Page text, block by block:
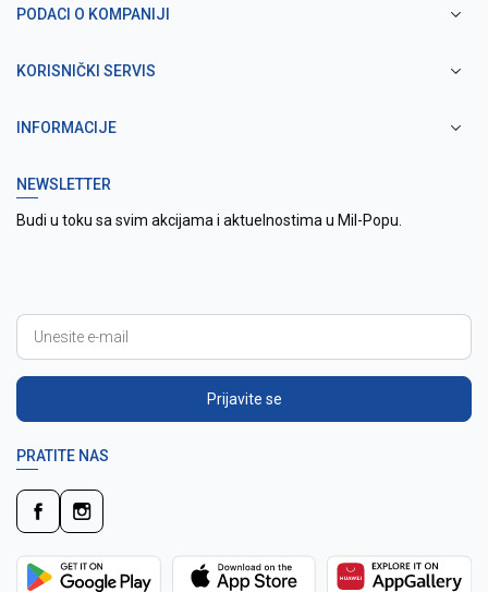
PODACI O KOMPANIJI
KORISNIČKI SERVIS
INFORMACIJE
NEWSLETTER
Budi u toku sa svim akcijama i aktuelnostima u Mil-Popu.
Prijavite se
PRATITE NAS